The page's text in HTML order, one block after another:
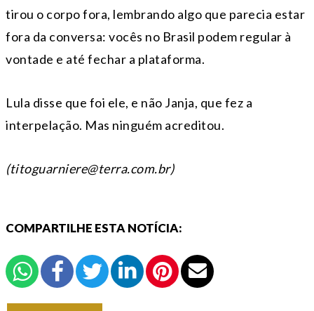
tirou o corpo fora, lembrando algo que parecia estar
fora da conversa: vocês no Brasil podem regular à
vontade e até fechar a plataforma.
Lula disse que foi ele, e não Janja, que fez a
interpelação. Mas ninguém acreditou.
(titoguarniere@terra.com.br)
COMPARTILHE ESTA NOTÍCIA: